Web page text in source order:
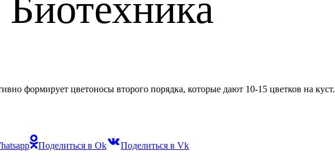
формирует цветоносы второго порядка, которые дают 10-15 цветков на куст.
Поделиться в Ok Поделиться в Vk